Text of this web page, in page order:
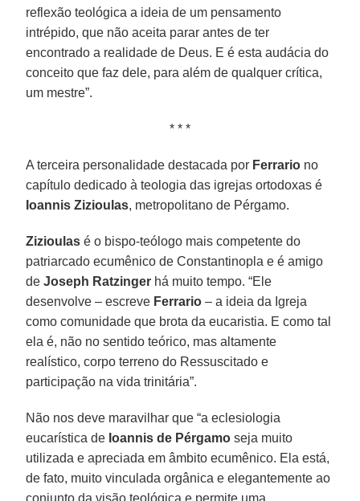
reflexão teológica a ideia de um pensamento
intrépido, que não aceita parar antes de ter
encontrado a realidade de Deus. E é esta audácia do
conceito que faz dele, para além de qualquer crítica,
um mestre”.
* * *
A terceira personalidade destacada por Ferrario no
capítulo dedicado à teologia das igrejas ortodoxas é
Ioannis Zizioulas, metropolitano de Pérgamo.
Zizioulas é o bispo-teólogo mais competente do
patriarcado ecumênico de Constantinopla e é amigo
deJoseph Ratzinger há muito tempo. “Ele
desenvolve – escreve Ferrario – a ideia da Igreja
como comunidade que brota da eucaristia. E como tal
ela é, não no sentido teórico, mas altamente
realístico, corpo terreno do Ressuscitado e
participação na vida trinitária”.
Não nos deve maravilhar que “a eclesiologia
eucarística de Ioannis de Pérgamo seja muito
utilizada e apreciada em âmbito ecumênico. Ela está,
de fato, muito vinculada orgânica e elegantemente ao
conjunto da visão teológica e permite uma